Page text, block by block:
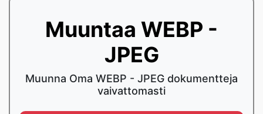
Muuntaa WEBP -
JPEG
Muunna Oma WEBP - JPEG dokumentteja
vaivattomasti